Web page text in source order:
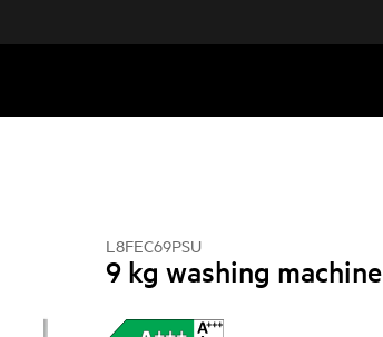
L8FEC69PSU
9 kg washing machine